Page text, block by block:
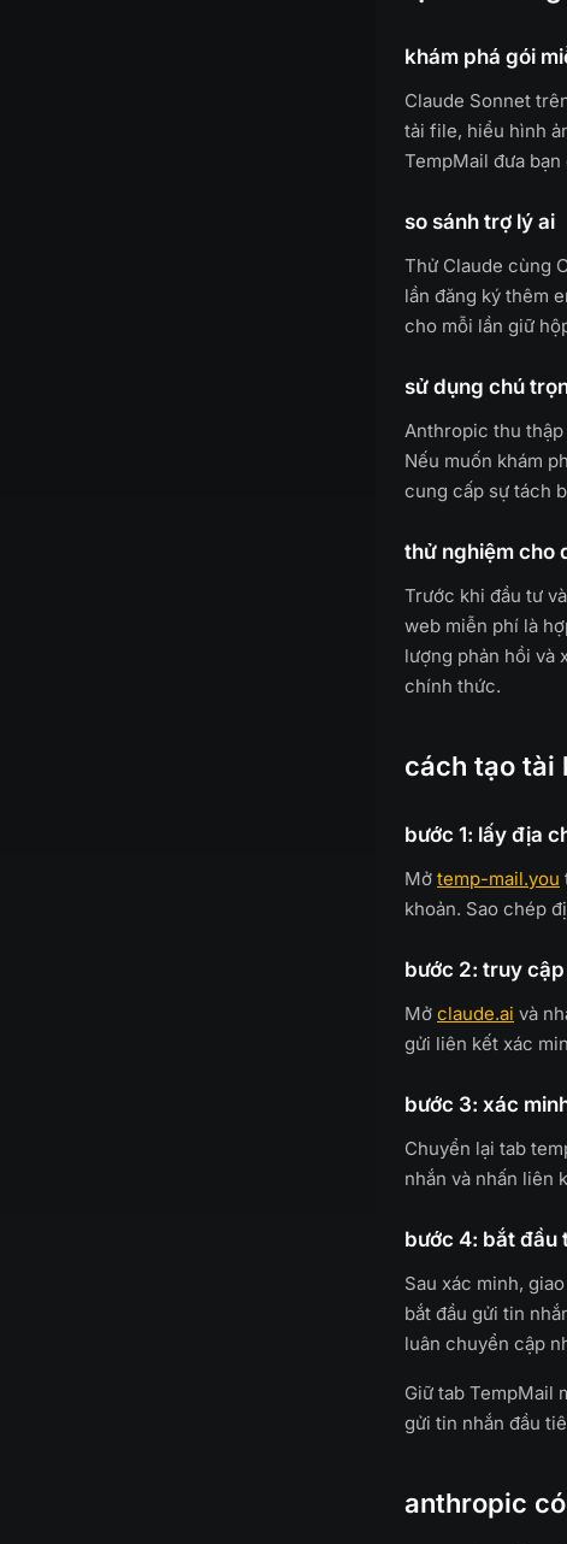
khám phá gói
Claude Sonnet
tải file, hiểu hình
TempMail đưa
so sánh trợ lý ai
Thử Claude cùng
lần đăng ký thêm
cho mỗi lần giữ
sử dụng chú
Anthropic thu
Nếu muốn khám
cung cấp sự tách
thử nghiệm cho
Trước khi đầu tư
web miễn phí là
lượng phản hồi và
chính thức.
cách tạo tài
bước 1: lấy địa
Mở temp-mail.you
khoản. Sao chép
bước 2: truy
Mở claude.ai và
gửi liên kết xác
bước 3: xác
Chuyển lại tab
nhắn và nhấn liên
bước 4: bắt đầu
Sau xác minh,
bắt đầu gửi tin
luân chuyển cập
Giữ tab TempMail
gửi tin nhắn đầu
anthropic